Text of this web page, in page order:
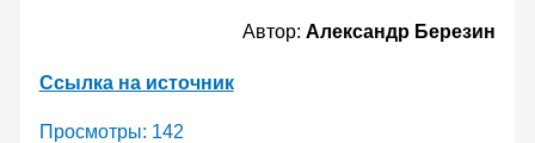
Автор:Александр Березин
Ссылка на источник
Просмотры: 142